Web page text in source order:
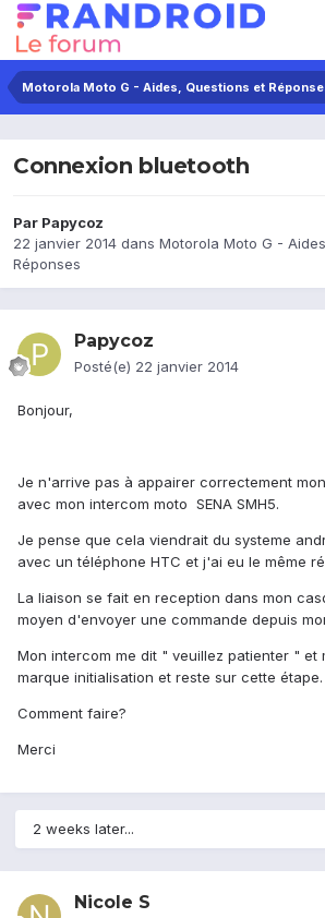
Motorola Moto G - Aides, Questions et
Connexion bluetooth
Par Papycoz
22 janvier 2014 dans Motorola Moto G -
Réponses
Papycoz
Posté(e) 22 janvier 2014
Bonjour,
Je n'arrive pas à appairer correctement
avec mon intercom moto SENA SMH5.
Je pense que cela viendrait du systeme
avec un téléphone HTC et j'ai eu le même
La liaison se fait en reception dans mon
moyen d'envoyer une commande depuis
Mon intercom me dit " veuillez patienter " et
marque initialisation et reste sur cette étape.
Comment faire?
Merci
2 weeks later...
Nicole S